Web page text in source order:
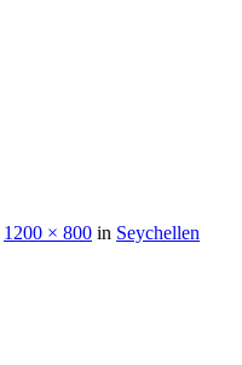
1200 × 800 in Seychellen